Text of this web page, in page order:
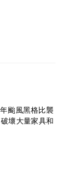
颱風黑格比襲
壞大量家具和